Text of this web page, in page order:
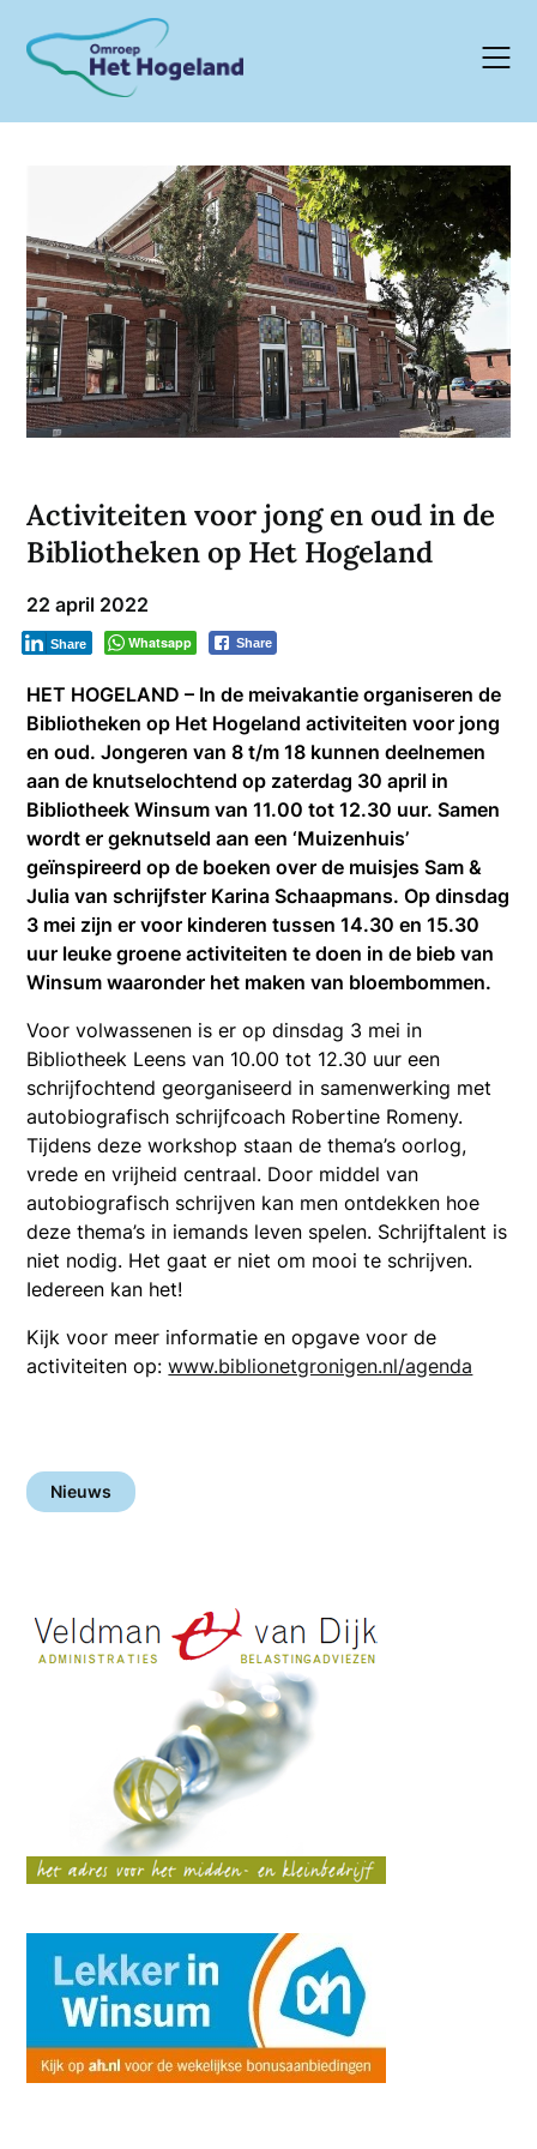
content
Activiteiten voor jong en oud in de
Bibliotheken op Het Hogeland
22 april 2022
Whatsapp Share
Share
HET HOGELAND – In de meivakantie organiseren de
Bibliotheken op Het Hogeland activiteiten voor jong
en oud. Jongeren van 8 t/m 18 kunnen deelnemen
aan de knutselochtend op zaterdag 30 april in
Bibliotheek Winsum van 11.00 tot 12.30 uur. Samen
wordt er geknutseld aan een ‘Muizenhuis’
geïnspireerd op de boeken over de muisjes Sam &
Julia van schrijfster Karina Schaapmans. Op dinsdag
3 mei zijn er voor kinderen tussen 14.30 en 15.30
uur leuke groene activiteiten te doen in de bieb van
Winsum waaronder het maken van bloembommen.
Voor volwassenen is er op dinsdag 3 mei in
Bibliotheek Leens van 10.00 tot 12.30 uur een
schrijfochtend georganiseerd in samenwerking met
autobiografisch schrijfcoach Robertine Romeny.
Tijdens deze workshop staan de thema’s oorlog,
vrede en vrijheid centraal. Door middel van
autobiografisch schrijven kan men ontdekken hoe
deze thema’s in iemands leven spelen. Schrijftalent is
niet nodig. Het gaat er niet om mooi te schrijven.
Iedereen kan het!
Kijk voor meer informatie en opgave voor de
activiteiten op:www.biblionetgronigen.nl/agenda
Nieuws